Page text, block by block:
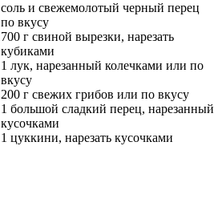
соль и свежемолотый черный перец
по вкусу
700 г свиной вырезки, нарезать
кубиками
1 лук, нарезанный колечками или по
вкусу
200 г свежих грибов или по вкусу
1 большой сладкий перец, нарезанный
кусочками
1 цуккини, нарезать кусочками